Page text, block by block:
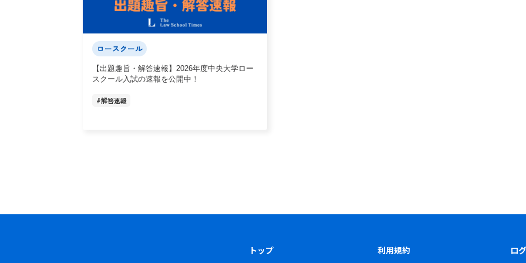
ロースクール
【出題趣旨・解答速報】2026年度中央大学ロー
スクール入試の速報を公開中！
#解答速報
トップ 利用規約 ロ